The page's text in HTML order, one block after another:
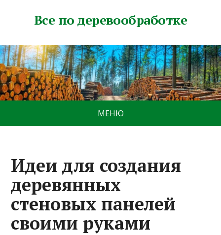
Все по деревообработке
МЕНЮ
Идеи для создания
деревянных
стеновых панелей
своими руками